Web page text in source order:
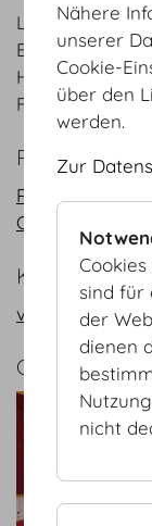
Länge8.8 m /ft
Breite7.5 m/ ft
Höhe4.8 m/ft
Fläche66 m²/
PLÄNE
PDF
CAD
KONTAKT
GALERIE
Nähere
unserer
Cookie-
über den
werden.
Zur
sind für
der
dienen
nicht